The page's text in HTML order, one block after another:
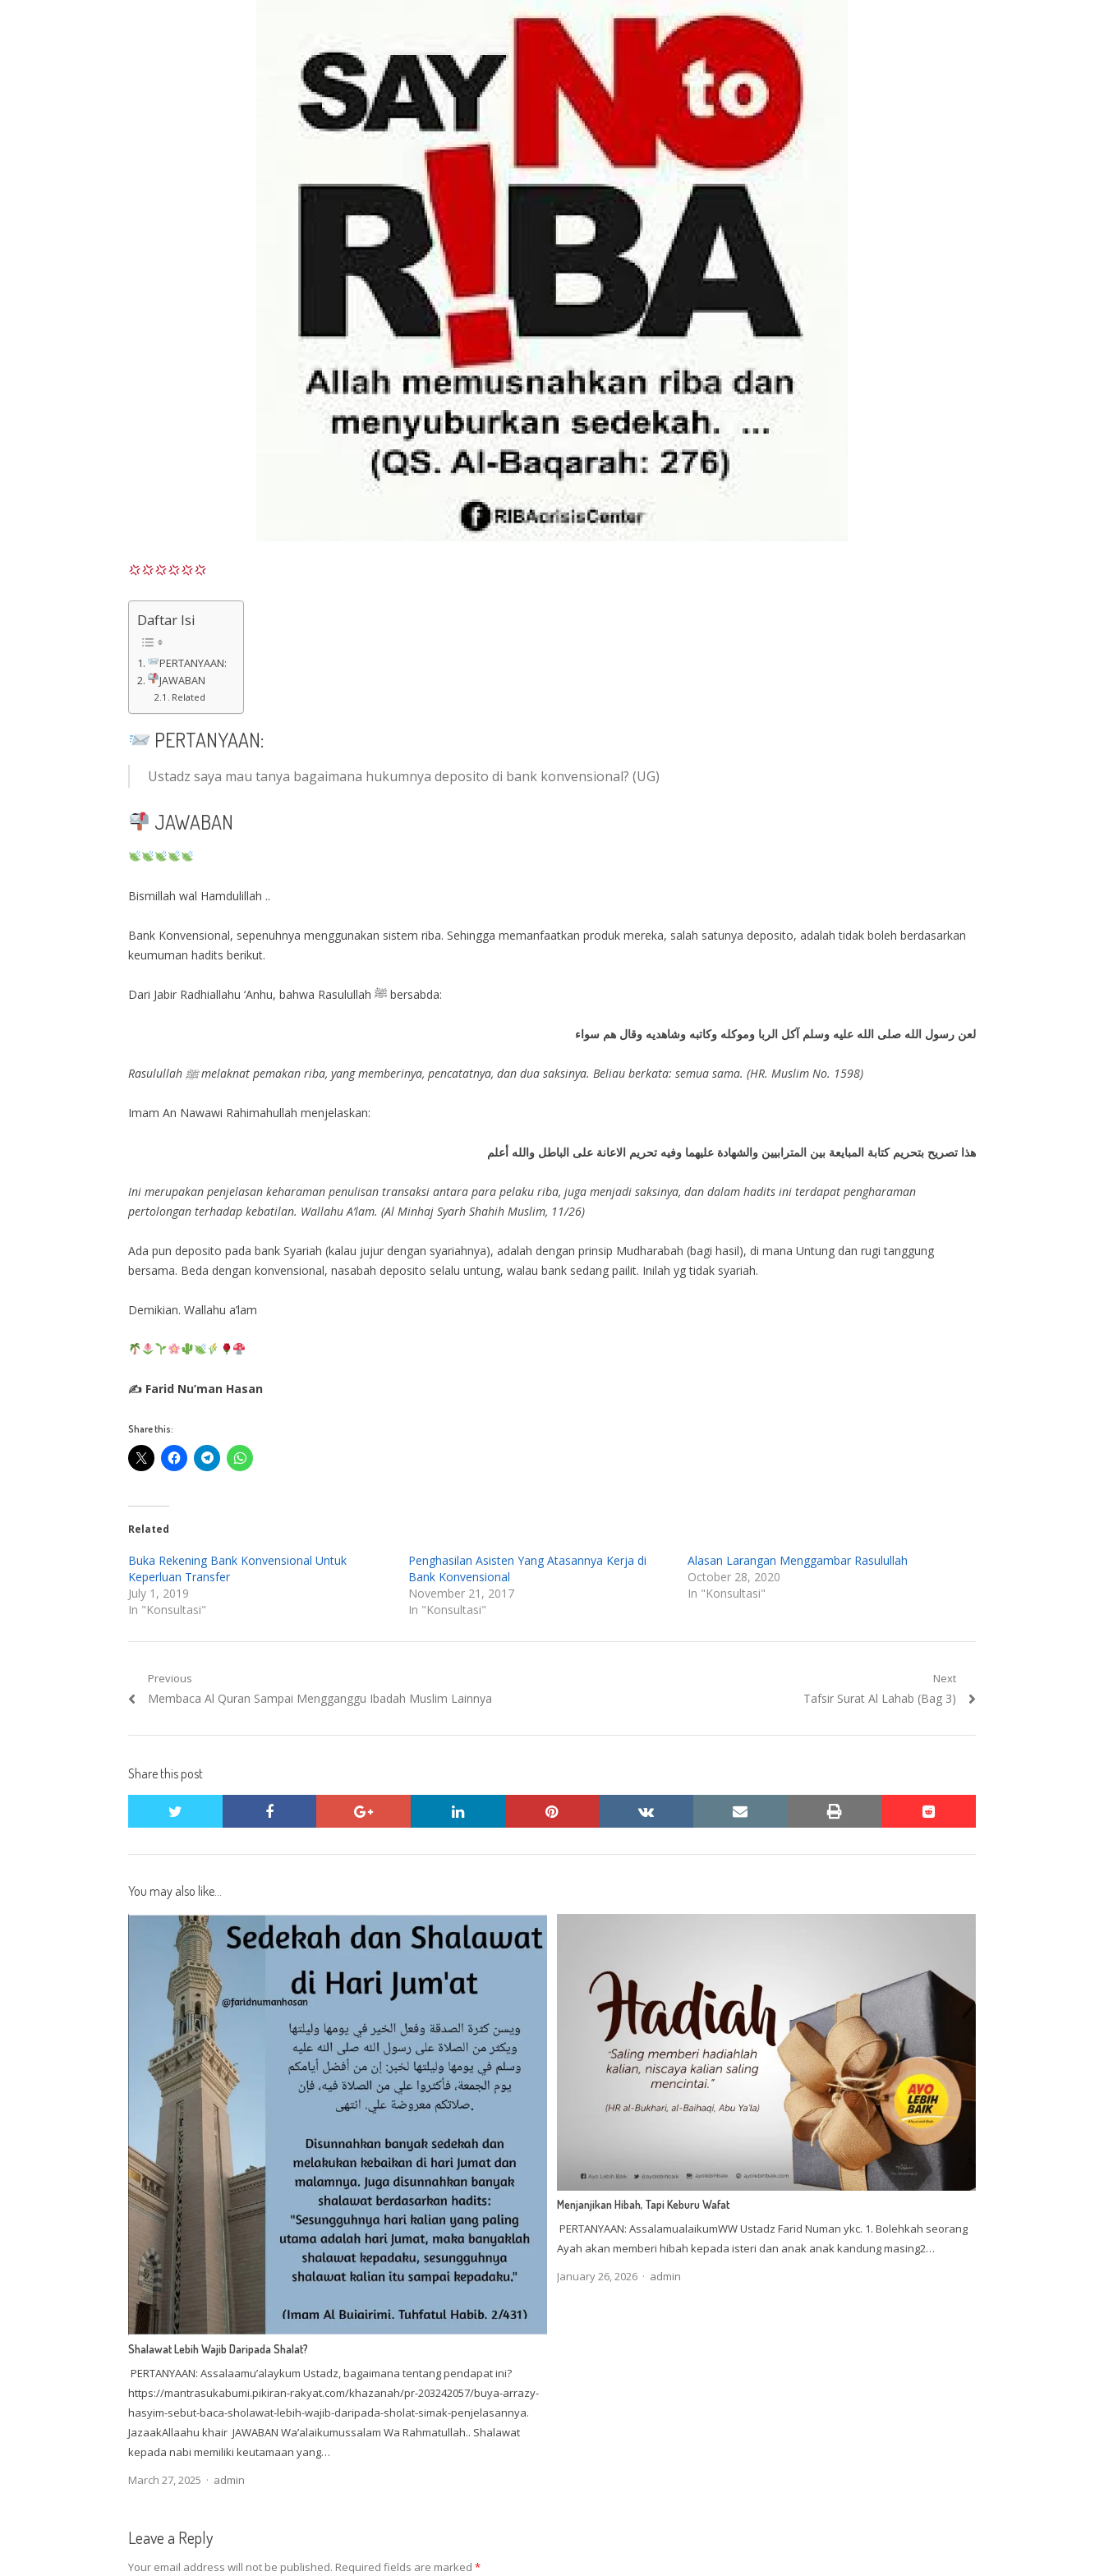
Daftar Isi
PERTANYAAN:
JAWABAN
Related
PERTANYAAN:
Ustadz saya mau tanya bagaimana hukumnya deposito di bank konvensional? (UG)
JAWABAN
Bismillah wal Hamdulillah ..
Bank Konvensional, sepenuhnya menggunakan sistem riba. Sehingga memanfaatkan produk mereka, salah satunya deposito, adalah tidak boleh berdasarkan
keumuman hadits berikut.
Dari Jabir Radhiallahu ‘Anhu, bahwa Rasulullah ﷺ bersabda:
لعن رسول الله صلى الله عليه وسلم آكل الربا وموكله وكاتبه وشاهديه وقال هم سواء
Rasulullah ﷺ melaknat pemakan riba, yang memberinya, pencatatnya, dan dua saksinya. Beliau berkata: semua sama. (HR. Muslim No. 1598)
Imam An Nawawi Rahimahullah menjelaskan:
هذا تصريح بتحريم كتابة المبايعة بين المترابيين والشهادة عليهما وفيه تحريم الاعانة على الباطل والله أعلم
Ini merupakan penjelasan keharaman penulisan transaksi antara para pelaku riba, juga menjadi saksinya, dan dalam hadits ini terdapat pengharaman
pertolongan terhadap kebatilan. Wallahu A’lam. (Al Minhaj Syarh Shahih Muslim, 11/26)
Ada pun deposito pada bank Syariah (kalau jujur dengan syariahnya), adalah dengan prinsip Mudharabah (bagi hasil), di mana Untung dan rugi tanggung
bersama. Beda dengan konvensional, nasabah deposito selalu untung, walau bank sedang pailit. Inilah yg tidak syariah.
Demikian. Wallahu a’lam
✍ Farid Nu’man Hasan
Share this:
Related
Buka Rekening Bank Konvensional Untuk
Keperluan Transfer
July 1, 2019
In "Konsultasi"
Penghasilan Asisten Yang Atasannya Kerja di
Bank Konvensional
November 21, 2017
In "Konsultasi"
Alasan Larangan Menggambar Rasulullah
October 28, 2020
In "Konsultasi"
Post
navigation
Previous
Previous
Membaca Al Quran Sampai Mengganggu Ibadah Muslim Lainnya
Next
Next
Tafsir Surat Al Lahab (Bag 3)
Share this post
twitter facebook google+ linkedin pinterest vkontakte email print reddit
reddit
You may also like...
Shalawat Lebih Wajib Daripada Shalat?
PERTANYAAN: Assalaamu’alaykum Ustadz, bagaimana tentang pendapat ini?
https://mantrasukabumi.pikiran-rakyat.com/khazanah/pr-203242057/buya-arrazy-
hasyim-sebut-baca-sholawat-lebih-wajib-daripada-sholat-simak-penjelasannya.
JazaakAllaahu khair JAWABAN Wa’alaikumussalam Wa Rahmatullah.. Shalawat
kepada nabi memiliki keutamaan yang…
March 27, 2025
Author
admin
Menjanjikan Hibah, Tapi Keburu Wafat
PERTANYAAN: AssalamualaikumWW Ustadz Farid Numan ykc. 1. Bolehkah seorang
Ayah akan memberi hibah kepada isteri dan anak anak kandung masing2…
January 26, 2026
Author
admin
Leave a Reply
Your email address will not be published. Required fields are marked *